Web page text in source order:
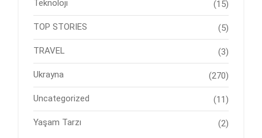
Teknoloji (15)
TOP STORIES (5)
TRAVEL (3)
Ukrayna (270)
Uncategorized (11)
Yaşam Tarzı (2)